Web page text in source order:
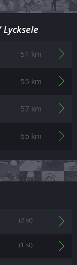
51 km
55 km
57 km
65 km
(2 st)
(1 st)